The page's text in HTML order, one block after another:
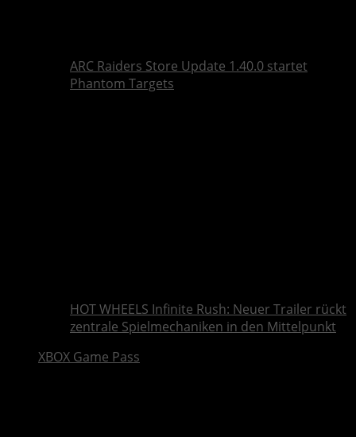
ARC Raiders Store Update 1.40.0 startet
Phantom Targets
HOT WHEELS Infinite Rush: Neuer Trailer rückt
zentrale Spielmechaniken in den Mittelpunkt
XBOX Game Pass